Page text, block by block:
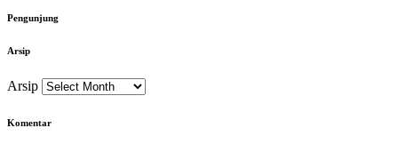
Pengunjung
Arsip
Arsip
Komentar